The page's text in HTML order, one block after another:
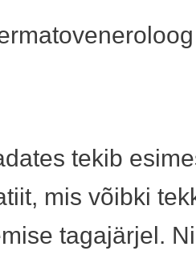
tekib
mis võibki
tagajärjel.